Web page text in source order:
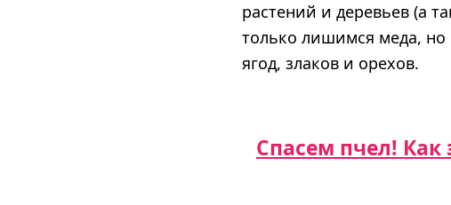
растений и деревьев (а
только лишимся меда,
ягод, злаков и орехов.
Спасем пчел! Как